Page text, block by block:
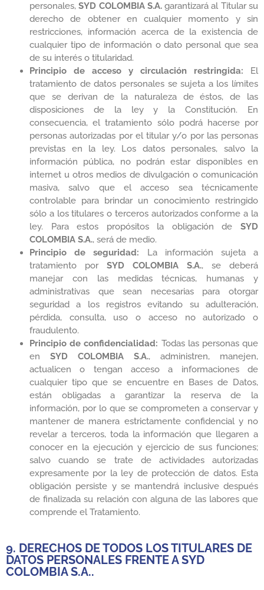
personales,SYD COLOMBIA S.A.garantizará al Titular su
derecho de obtener en cualquier momento y sin
restricciones, información acerca de la existencia de
cualquier tipo de información o dato personal que sea
de su interés o titularidad.
Principio de acceso y circulación restringida: El
tratamiento de datos personales se sujeta a los límites
que se derivan de la naturaleza de éstos, de las
disposiciones de la ley y la Constitución. En
consecuencia, el tratamiento sólo podrá hacerse por
personas autorizadas por el titular y/o por las personas
previstas en la ley. Los datos personales, salvo la
información pública, no podrán estar disponibles en
internet u otros medios de divulgación o comunicación
masiva, salvo que el acceso sea técnicamente
controlable para brindar un conocimiento restringido
sólo a los titulares o terceros autorizados conforme a la
ley. Para estos propósitos la obligación de SYD
COLOMBIA S.A., será de medio.
Principio de seguridad: La información sujeta a
tratamiento por SYD COLOMBIA S.A., se deberá
manejar con las medidas técnicas, humanas y
administrativas que sean necesarias para otorgar
seguridad a los registros evitando su adulteración,
pérdida, consulta, uso o acceso no autorizado o
fraudulento.
Principio de confidencialidad: Todas las personas que
en SYD COLOMBIA S.A., administren, manejen,
actualicen o tengan acceso a informaciones de
cualquier tipo que se encuentre en Bases de Datos,
están obligadas a garantizar la reserva de la
información, por lo que se comprometen a conservar y
mantener de manera estrictamente confidencial y no
revelar a terceros, toda la información que llegaren a
conocer en la ejecución y ejercicio de sus funciones;
salvo cuando se trate de actividades autorizadas
expresamente por la ley de protección de datos. Esta
obligación persiste y se mantendrá inclusive después
de finalizada su relación con alguna de las labores que
comprende el Tratamiento.
9. DERECHOS DE TODOS LOS TITULARES DE
DATOS PERSONALES FRENTE A SYD
COLOMBIA S.A..